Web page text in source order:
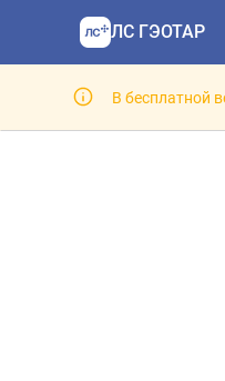
ЛС ГЭОТАР
В бесплатной